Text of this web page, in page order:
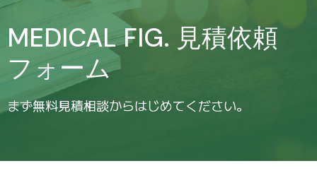
MEDICAL FIG. 見積依頼
フォーム
まず無料見積相談からはじめてください。